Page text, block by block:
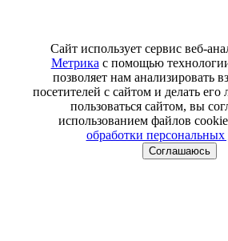
Сайт использует сервис веб-
Метрика с помощью
позволяет нам анализировать
посетителей с сайтом и делать
пользоваться сайтом, вы
использованием файлов
обработки
Соглашаюсь